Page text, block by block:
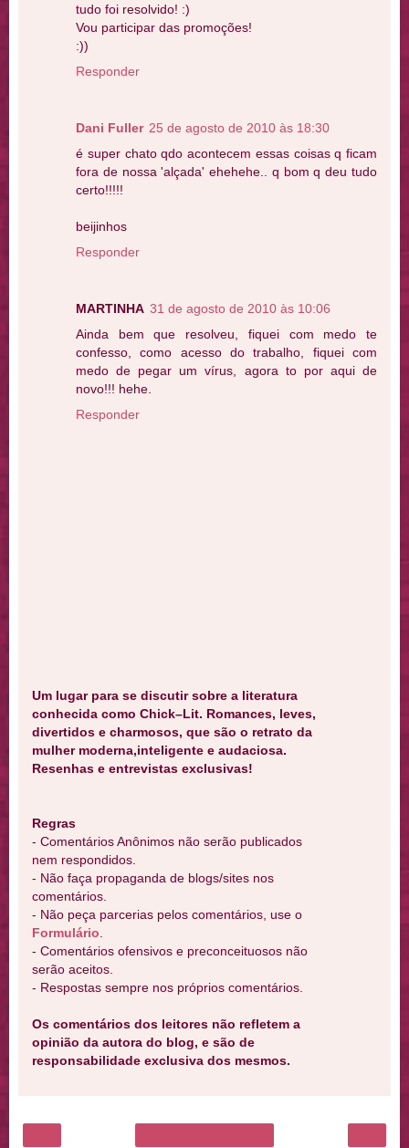
tudo foi resolvido! :)
Vou participar das promoções!
:))
Responder
Dani Fuller 25 de agosto de 2010 às 18:30
é super chato qdo acontecem essas coisas q ficam
fora de nossa 'alçada' ehehehe.. q bom q deu tudo
certo!!!!!
beijinhos
Responder
MARTINHA 31 de agosto de 2010 às 10:06
Ainda bem que resolveu, fiquei com medo te
confesso, como acesso do trabalho, fiquei com
medo de pegar um vírus, agora to por aqui de
novo!!! hehe.
Responder
Um lugar para se discutir sobre a literatura
conhecida como Chick–Lit. Romances, leves,
divertidos e charmosos, que são o retrato da
mulher moderna,inteligente e audaciosa.
Resenhas e entrevistas exclusivas!
Regras
- Comentários Anônimos não serão publicados
nem respondidos.
- Não faça propaganda de blogs/sites nos
comentários.
- Não peça parcerias pelos comentários, use o
Formulário
- Comentários ofensivos e preconceituosos não
serão aceitos.
- Respostas sempre nos próprios comentários.
Os comentários dos leitores não refletem a
opinião da autora do blog, e são de
responsabilidade exclusiva dos mesmos.